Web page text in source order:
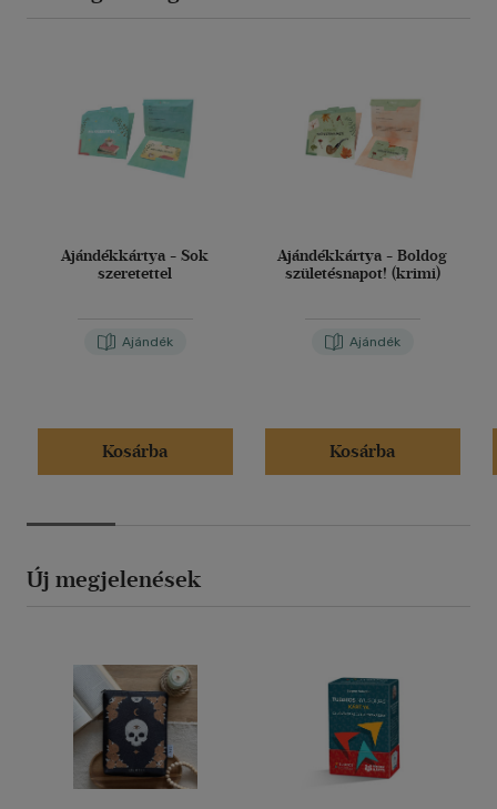
Ajándékkártya - Sok
szeretettel
Ajándék
Kosárba
Ajándékkártya - Boldog
születésnapot! (krimi)
Ajándék
Kosárba
Új megjelenések